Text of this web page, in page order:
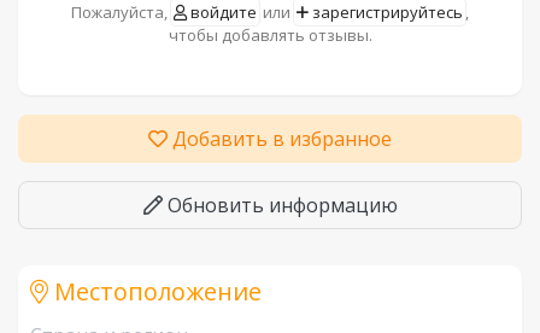
Пожалуйста, войдите или зарегистрируйтесь ,
чтобы добавлять отзывы.
Добавить в избранное
Обновить информацию
Местоположение